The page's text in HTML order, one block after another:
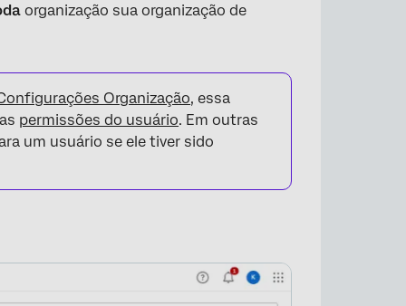
organização sua organização de
Organização, essa
permissões do usuário. Em outras
um usuário se ele tiver sido